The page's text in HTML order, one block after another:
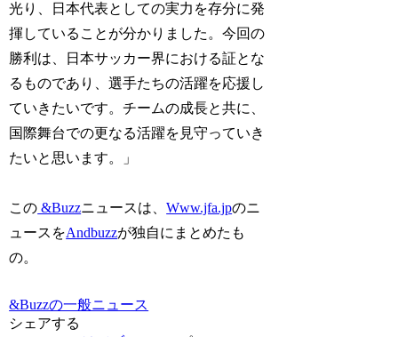
光り、日本代表としての実力を存分に発
揮していることが分かりました。今回の
勝利は、日本サッカー界における証とな
るものであり、選手たちの活躍を応援し
ていきたいです。チームの成長と共に、
国際舞台での更なる活躍を見守っていき
たいと思います。」
この &Buzzニュースは、Www.jfa.jpのニ
ュースをAndbuzzが独自にまとめたも
の。
&Buzzの一般ニュース
シェアする